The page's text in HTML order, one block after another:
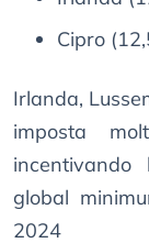
Cipro
Irlanda,
imposta
global
2024